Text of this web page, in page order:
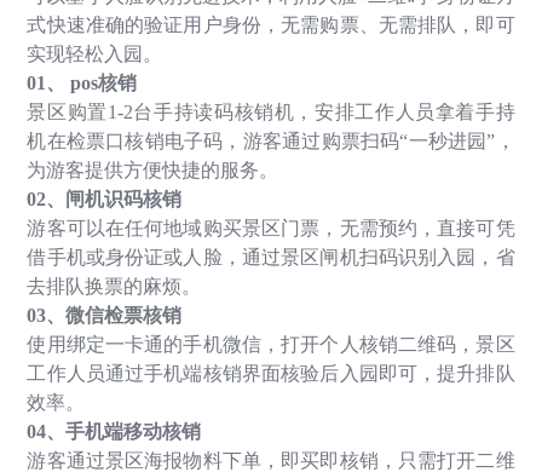
式快速准确的验证用户身份，无需购票、无需排队，即可
实现轻松入园。
01、 pos核销
景区购置1-2台手持读码核销机，安排工作人员拿着手持
机在检票口核销电子码，游客通过购票扫码“一秒进园” ，
为游客提供方便快捷的服务。
02、闸机识码核销
游客可以在任何地域购买景区门票，无需预约，直接可凭
借手机或身份证或人脸，通过景区闸机扫码识别入园，省
去排队换票的麻烦。
03、微信检票核销
使用绑定一卡通的手机微信，打开个人核销二维码，景区
工作人员通过手机端核销界面核验后入园即可，提升排队
效率。
04、手机端移动核销
游客通过景区海报物料下单，即买即核销，只需打开二维